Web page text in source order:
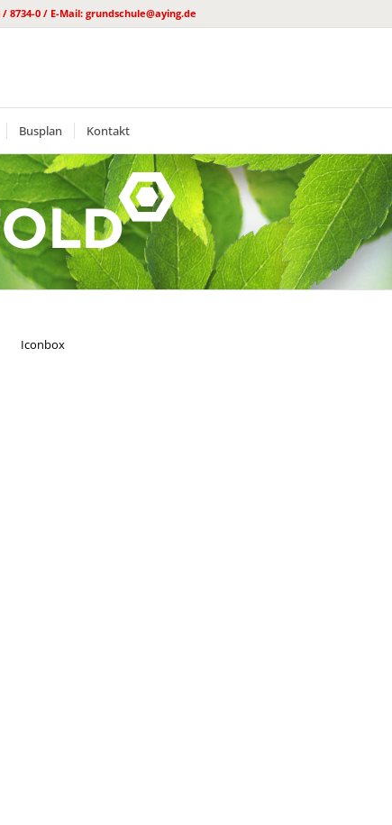
/ 8734-0 / E-Mail: grundschule@aying.de
Busplan Kontakt
Iconbox